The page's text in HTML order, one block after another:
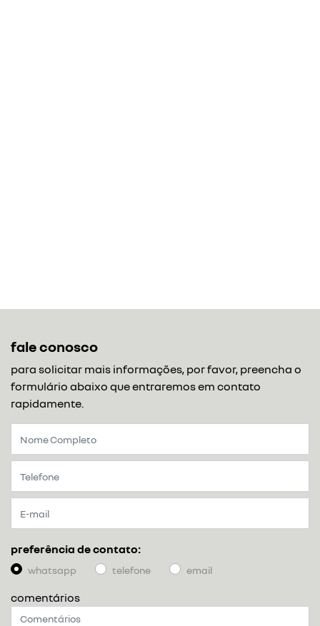
fale conosco
para solicitar mais informações, por favor, preencha o
formulário abaixo que entraremos em contato
rapidamente.
preferência de contato:
whatsapp telefone email
comentários